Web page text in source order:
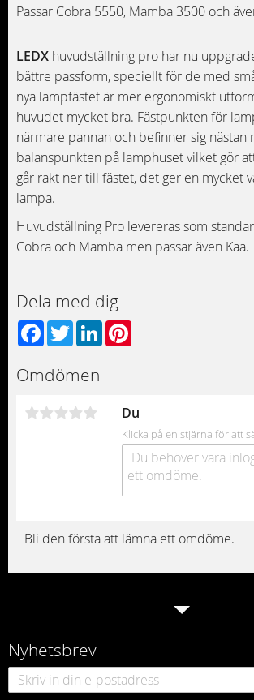
Passar Cobra 5550, Mamba 3500 och
LEDX huvudställning pro har nu
bättre passform, speciellt för de med
nya lampfästet är mer ergonomiskt
huvudet mycket bra. Fästpunkten för
närmare pannan och befinner sig nästan
balanspunkten på lamphuset vilket gör
går rakt ner till fästet, det ger en mycket
lampa.
Huvudställning Pro levereras som
Cobra och Mamba men passar även Kaa.
Dela med dig
Facebook
TwitterLinkedIn
Omdömen
Du
Klicka på en stjärna för att
Bli den första att lämna ett omdöme.
Nyhetsbrev